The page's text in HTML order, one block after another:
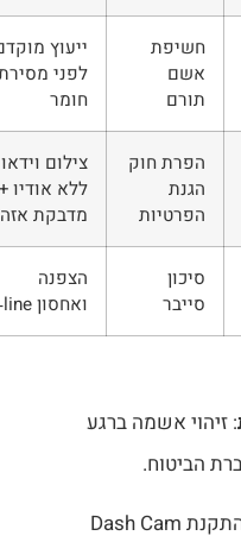
חשיפת
ייעוץ מוקדם
לפני מסירת
הפרת חוק
הפרטיות
צילום וידאו
ללא אודיו +
מדבקת אזהרה
הצפנה
ואחסון Off‑line
אשמה ברגע
: חובה התקנת Dash Cam